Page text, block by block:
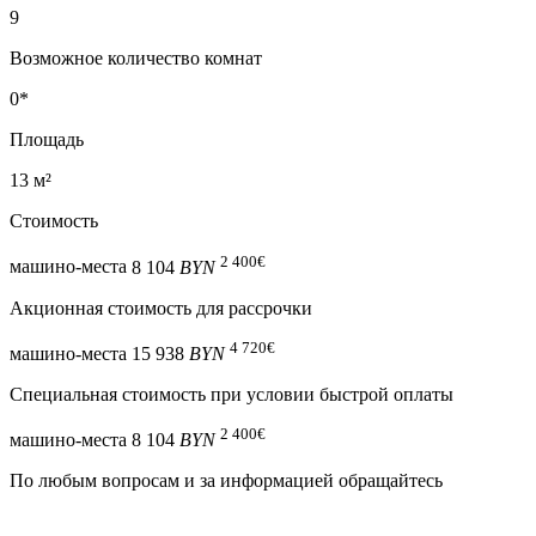
9
Возможное количество комнат
0*
Площадь
13 м²
Стоимость
машино-места 8 104 BYN 2 400€
Акционная стоимость для рассрочки
машино-места 15 938 BYN 4 720€
Специальная cтоимость при условии быстрой оплаты
машино-места 8 104 BYN 2 400€
По любым вопросам и за информацией обращайтесь